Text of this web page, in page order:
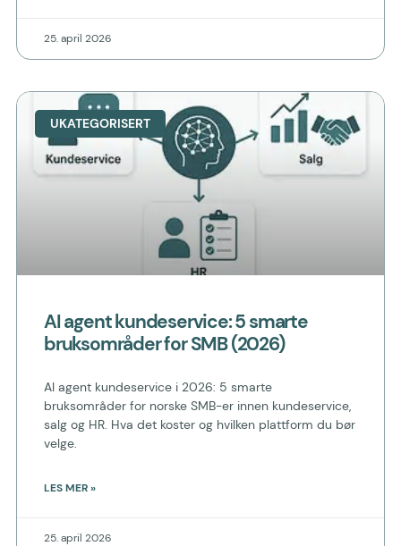
25. april 2026
UKATEGORISERT
AI agent kundeservice: 5 smarte
bruksområder for SMB (2026)
AI agent kundeservice i 2026: 5 smarte
bruksområder for norske SMB-er innen kundeservice,
salg og HR. Hva det koster og hvilken plattform du bør
velge.
LES MER »
25. april 2026